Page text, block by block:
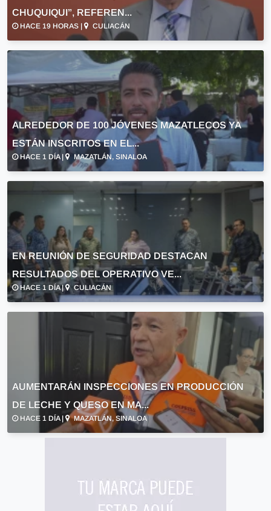
CHUQUIQUI”, REFEREN...
HACE 19 HORAS | CULIACÁN
ALREDEDOR DE 100 JÓVENES MAZATLECOS YA
ESTÁN INSCRITOS EN EL...
HACE 1 DÍA | MAZATLÁN, SINALOA
EN REUNIÓN DE SEGURIDAD DESTACAN
RESULTADOS DEL OPERATIVO VE...
HACE 1 DÍA | CULIACÁN
AUMENTARÁN INSPECCIONES EN PRODUCCIÓN
DE LECHE Y QUESO EN MA...
HACE 1 DÍA | MAZATLÁN, SINALOA